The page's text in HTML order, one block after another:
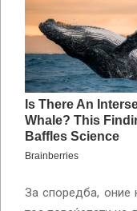
За споредба, оние